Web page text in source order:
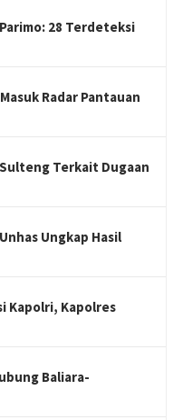
28 Terdeteksi
Radar Pantauan
Terkait Dugaan
Ungkap Hasil
Kapolri, Kapolres
Baliara-